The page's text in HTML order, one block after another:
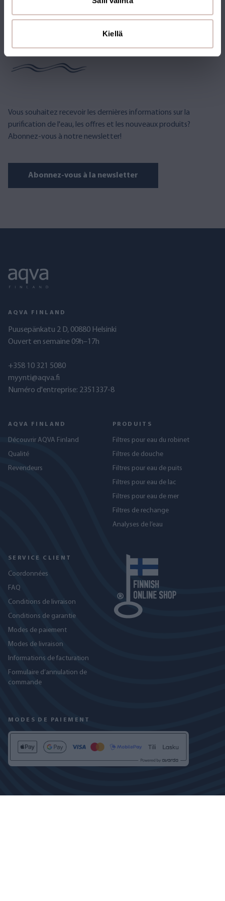
Kiellä
ABONNEZ-VOUS À LA
NEWSLETTER
Vous souhaitez recevoir les dernières informations sur la
purification de l'eau, les offres et les nouveaux produits?
Abonnez-vous à notre newsletter!
Abonnez-vous à la newsletter
AQVA FINLAND
Puusepänkatu 2 D, 00880 Helsinki
Ouvert en semaine 09h–17h
+358 10 321 5080
myynti@aqva.fi
Numéro d'entreprise: 2351337-8
AQVA FINLAND
Découvrir AQVA Finland
Qualité
Revendeurs
PRODUITS
Filtres pour eau du robinet
Filtres de douche
Filtres pour eau de puits
Filtres pour eau de lac
Filtres pour eau de mer
Filtres de rechange
Analyses de l’eau
SERVICE CLIENT
Coordonnées
FAQ
Conditions de livraison
Conditions de garantie
Modes de paiement
Modes de livraison
Informations de facturation
Formulaire d’annulation de
commande
MODES DE PAIEMENT